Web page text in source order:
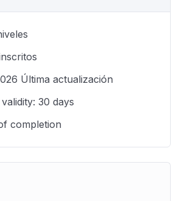
Última actualización
30 days
completion